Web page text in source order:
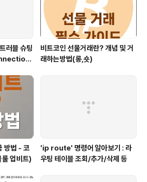
러블 슈팅
비트코인 선물거래란? 개념 및 거
래하는방법(롱,숏)
방법 - 코
룰 업비트)
'ip route' 명령어 알아보기 : 라
우팅 테이블 조회/추가/삭제 등